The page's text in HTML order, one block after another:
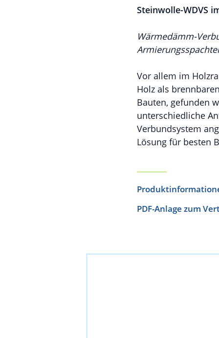
Steinwolle-WDVS
Wärmedämm-
Vor allem im
Holz als
Bauten, gefunden
unterschiedliche
Verbundsystem
Lösung für besten
PDF-Anlage zum